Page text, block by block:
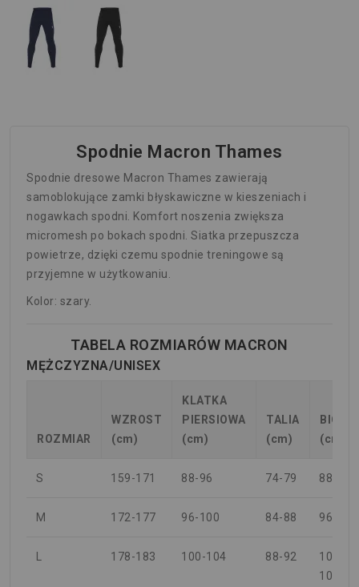
Spodnie Macron Thames
Spodnie dresowe Macron Thames zawierają
samoblokujące zamki błyskawiczne w kieszeniach i
nogawkach spodni.
Komfort noszenia zwiększa
micromesh po bokach spodni. Siatka przepuszcza
powietrze, dzięki czemu spodnie treningowe są
przyjemne w użytkowaniu.
Kolor: szary.
TABELA ROZMIARÓW MACRON
MĘŻCZYZNA/UNISEX
ROZMIAR
WZROST
(cm)
KLATKA
PIERSIOWA
(cm)
TALIA
(cm)
(cm)
S 159-171 88-96 74-79 88-94
M 172-177 96-100 84-88 96-100
178-183 100-104 88-92
100-
104